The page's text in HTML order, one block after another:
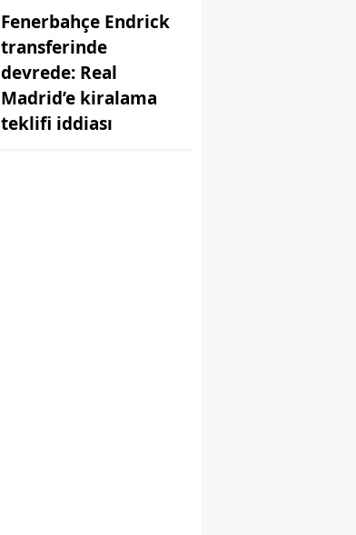
Fenerbahçe Endrick
transferinde
devrede: Real
Madrid’e kiralama
teklifi iddiası